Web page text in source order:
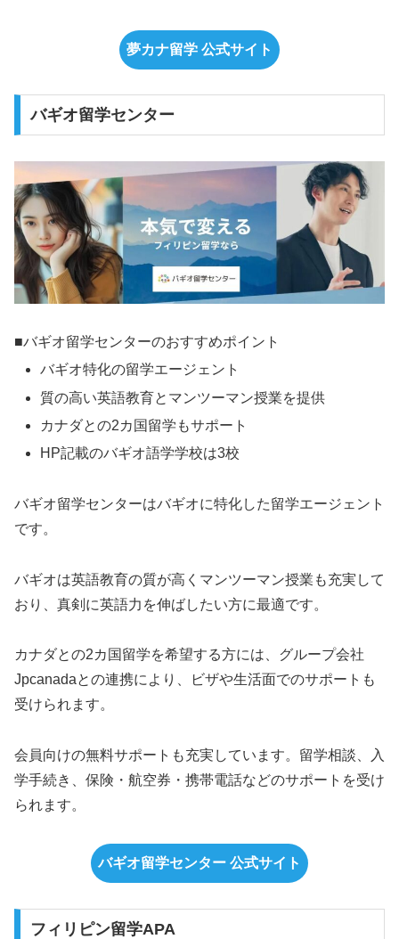
夢カナ留学 公式サイト
バギオ留学センター
■バギオ留学センターのおすすめポイント
バギオ特化の留学エージェント
質の高い英語教育とマンツーマン授業を提供
カナダとの2カ国留学もサポート
HP記載のバギオ語学学校は3校
バギオ留学センターはバギオに特化した留学エージェント
です。
バギオは英語教育の質が高くマンツーマン授業も充実して
おり、真剣に英語力を伸ばしたい方に最適です。
カナダとの2カ国留学を希望する方には、グループ会社
Jpcanadaとの連携により、ビザや生活面でのサポートも
受けられます。
会員向けの無料サポートも充実しています。留学相談、入
学手続き、保険・航空券・携帯電話などのサポートを受け
られます。
バギオ留学センター 公式サイト
フィリピン留学APA